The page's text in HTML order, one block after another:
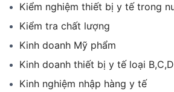
Kiểm nghiệm thiết bị y tế trong
Kiểm tra chất lượng
Kinh doanh Mỹ phẩm
Kinh doanh thiết bị y tế loại
Kinh nghiệm nhập hàng y tế